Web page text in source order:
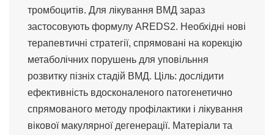
тромбоцитів. Для лікування ВМД зараз
застосовують формулу AREDS2. Необхідні нові
терапевтичні стратегії, спрямовані на корекцію
метаболічних порушень для уповільння
розвитку пізніх стадій ВМД. Ціль: дослідити
ефективність вдосконаленого патогенетично
спрямованого методу профілактики і лікування
вікової макулярної дегенерації. Матеріали та